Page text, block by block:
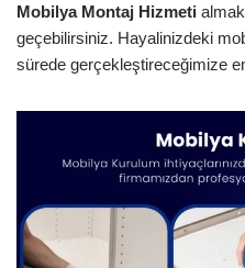
Mobilya Montaj Hizmeti
geçebilirsiniz. Hayalinizdeki
sürede gerçekleştireceğimize